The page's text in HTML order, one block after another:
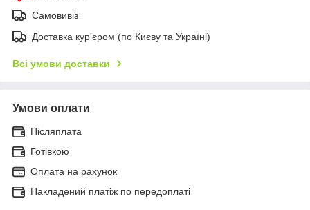
Самовивіз
Доставка кур'єром (по Києву та Україні)
Всі умови доставки
Умови оплати
Післяплата
Готівкою
Оплата на рахунок
Накладений платіж по передоплаті